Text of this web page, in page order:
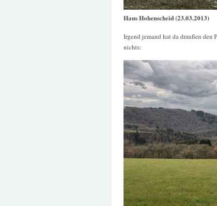
Haus Hohenscheid (23.03.2013)
Irgend jemand hat da draußen den
nichts: